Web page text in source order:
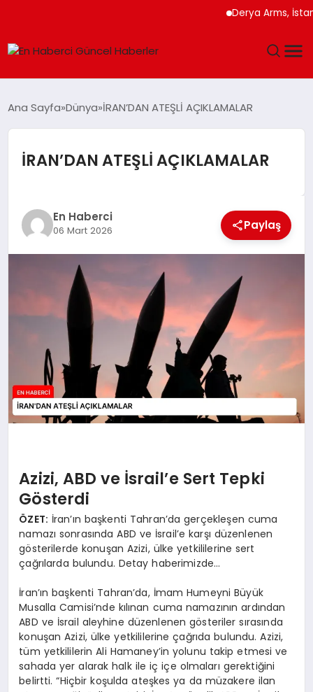
Derya Arms, İstanbul
SPOR
SAĞLIK
MAGAZIN
EKONOMI
EĞITIM
SIYASET
Ana Sayfa Dünya İRAN’DAN ATEŞLİ AÇIKLAMALAR
İRAN’DAN ATEŞLİ AÇIKLAMALAR
En Haberci
06 Mart 2026 Paylaş
Azizi, ABD ve İsrail’e Sert Tepki
Gösterdi
ÖZET: İran’ın başkenti Tahran’da gerçekleşen cuma
namazı sonrasında ABD ve İsrail’e karşı düzenlenen
gösterilerde konuşan Azizi, ülke yetkililerine sert
çağrılarda bulundu. Detay haberimizde…
İran’ın başkenti Tahran’da, İmam Humeyni Büyük
Musalla Camisi’nde kılınan cuma namazının ardından
ABD ve İsrail aleyhine düzenlenen gösteriler sırasında
konuşan Azizi, ülke yetkililerine çağrıda bulundu. Azizi,
tüm yetkililerin Ali Hamaney’in yolunu takip etmesi ve
sahada yer alarak halk ile iç içe olmaları gerektiğini
belirtti. “Hiçbir koşulda ateşkes ya da müzakere ilan